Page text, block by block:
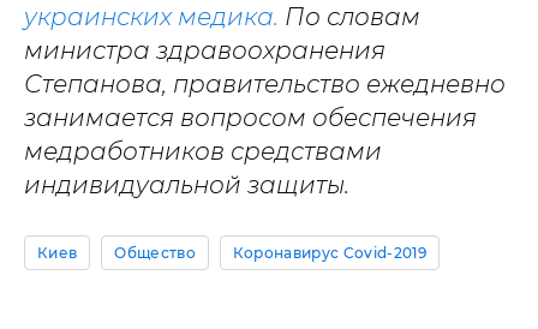
украинских медика. По словам
министра здравоохранения
Степанова, правительство ежедневно
занимается вопросом обеспечения
медработников средствами
индивидуальной защиты.
Киев Общество Коронавирус Covid-2019